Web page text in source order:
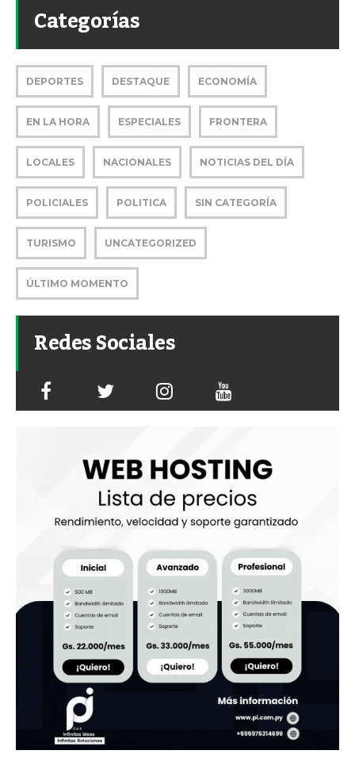
Categorías
DEPORTES DESTAQUE ECONOMÍA
EN LA HORA ESPECIALES FRONTERA
LOCALES NACIONALES NOTICIAS DEL DÍA
POLICIALES POLITICA SIN CATEGORÍA
TURISMO UNCATEGORIZED
ÚLTIMO MOMENTO
Redes Sociales